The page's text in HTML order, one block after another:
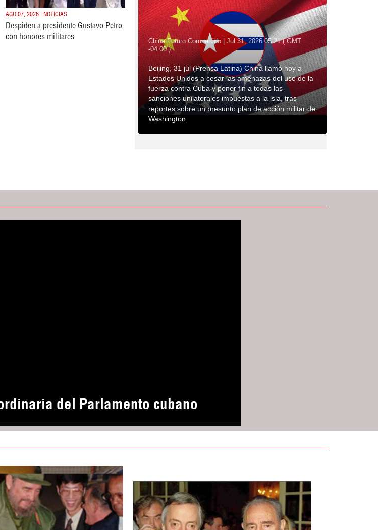
AGO 07, 2026 | NOTICIAS
Despiden a presidente Gustavo Petro
con honores militares
China Futuro Compartido | Jul 31, 2026 05:21 ( GMT
-04:00 )
Beijing, 31 jul (Prensa Latina) China llamó hoy a
Estados Unidos a cesar las amenazas del uso de la
fuerza contra Cuba y poner fin a todas las
sanciones unilaterales impuestas a la isla, tras
reportes sobre un presunto plan de acción militar de
Washington.
del Parlamento cubano